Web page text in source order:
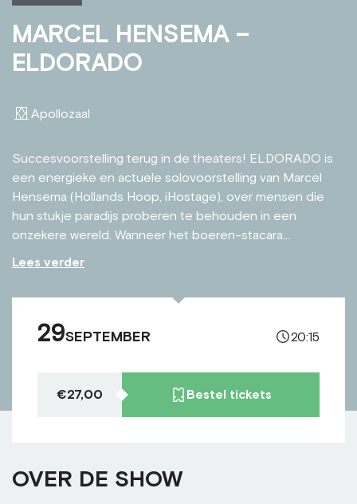
MARCEL HENSEMA –
ELDORADO
Apollozaal
Succesvoorstelling terug in de theaters! ELDORADO is
een energieke en actuele solovoorstelling van Marcel
Hensema (Hollands Hoop, iHostage), over mensen die
hun stukje paradijs proberen te behouden in een
onzekere wereld. Wanneer het boeren-stacara...
Lees verder
29SEPTEMBER 20:15
€27,00 Bestel tickets
OVER DE SHOW